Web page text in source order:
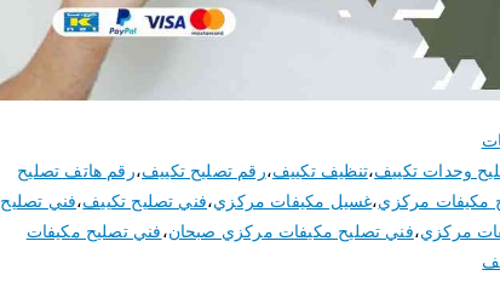
وحدات تكييف،تنظيف تكييف،رقم تصليح تكييف،رقم هاتف تصليح
مكيفات مركزي،غسيل مكيفات مركزي،فني تصليح تكييف،فني تصليح
مركزي،فني تصليح مكيفات مركزي صبحان،فني تصليح مكيفات